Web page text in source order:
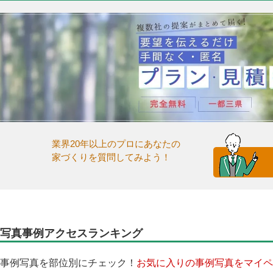
業界20年以上のプロにあなたの
家づくりを質問してみよう！
写真事例アクセスランキング
事例写真を部位別にチェック！ お気に入りの事例写真をマイ